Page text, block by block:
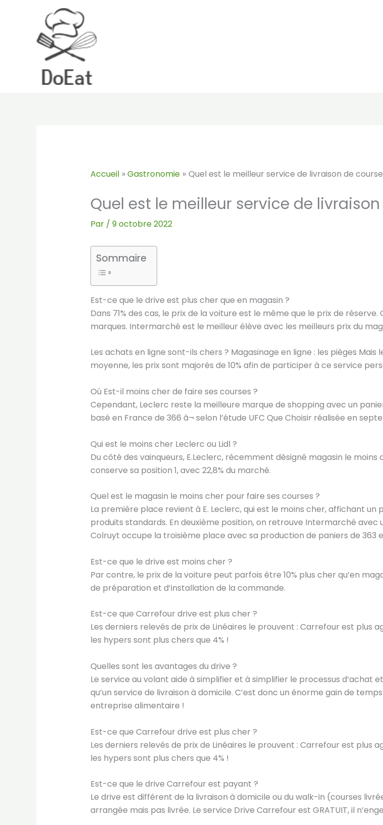
Accueil Gastronomie Quel est le meilleur service de livraison de
Quel est le meilleur service de
Par / 9 octobre 2022
Sommaire
Est-ce que le drive est plus cher que en magasin ?
Dans 71% des cas, le prix de la voiture est le même que le prix de
marques. Intermarché est le meilleur élève avec les meilleurs prix du
Les achats en ligne sont-ils chers ? Magasinage en ligne : les pièges
moyenne, les prix sont majorés de 10% afin de participer à ce service
Où Est-il moins cher de faire ses courses ?
Cependant, Leclerc reste la meilleure marque de shopping avec un
basé en France de 366 â¬ selon l’étude UFC Que Choisir réalisée en
Qui est le moins cher Leclerc ou Lidl ?
Du côté des vainqueurs, E.Leclerc, récemment désigné magasin le
conserve sa position 1, avec 22,8% du marché.
Quel est le magasin le moins cher pour faire ses courses ?
La première place revient à E. Leclerc, qui est le moins cher, affichant
produits standards. En deuxième position, on retrouve Intermarché avec
Colruyt occupe la troisième place avec sa production de paniers de 363
Est-ce que le drive est moins cher ?
Par contre, le prix de la voiture peut parfois être 10% plus cher qu’en
de préparation et d’installation de la commande.
Est-ce que Carrefour drive est plus cher ?
Les derniers relevés de prix de Linéaires le prouvent : Carrefour est plus
les hypers sont plus chers que 4% !
Quelles sont les avantages du drive ?
Le service au volant aide à simplifier et à simplifier le processus d’achat
qu’un service de livraison à domicile. C’est donc un énorme gain de
entreprise alimentaire !
Est-ce que Carrefour drive est plus cher ?
Les derniers relevés de prix de Linéaires le prouvent : Carrefour est plus
les hypers sont plus chers que 4% !
Est-ce que le drive Carrefour est payant ?
Le drive est différent de la livraison à domicile ou du walk-in (courses
arrangée mais pas livrée. Le service Drive Carrefour est GRATUIT, il